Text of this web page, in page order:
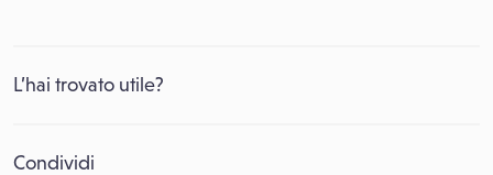
L’hai trovato utile?
Condividi